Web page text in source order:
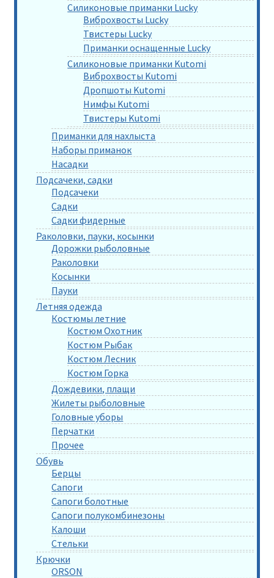
Силиконовые приманки Lucky
Виброхвосты Lucky
Твистеры Lucky
Приманки оснащенные Lucky
Силиконовые приманки Kutomi
Виброхвосты Kutomi
Дропшоты Kutomi
Нимфы Kutomi
Твистеры Kutomi
Приманки для нахлыста
Наборы приманок
Насадки
Подсачеки, садки
Подсачеки
Садки
Садки фидерные
Раколовки, пауки, косынки
Дорожки рыболовные
Раколовки
Косынки
Пауки
Летняя одежда
Костюмы летние
Костюм Охотник
Костюм Рыбак
Костюм Лесник
Костюм Горка
Дождевики, плащи
Жилеты рыболовные
Головные уборы
Перчатки
Прочее
Обувь
Берцы
Сапоги
Сапоги болотные
Сапоги полукомбинезоны
Калоши
Стельки
Крючки
ORSON